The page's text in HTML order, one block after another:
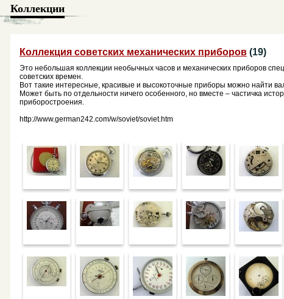
Коллекции
Коллекция советских механических приборов (19)
Это небольшая коллекции необычных часов и механических приборов
советских времен.
Вот такие интересные, красивые и высокоточные приборы можно найти
Может быть по отдельности ничего особенного, но вместе – частичка
приборостроения.
http://www.german242.com/w/soviet/soviet.htm